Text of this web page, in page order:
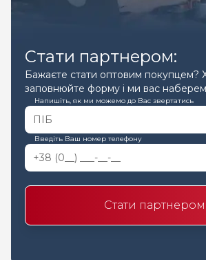
Стати партнером:
Бажаєте стати оптовим покупцем?
заповнюйте форму і ми вас
Напишіть, як ми можемо до Вас звертатись
Введіть Ваш номер телефону
Стати партнером